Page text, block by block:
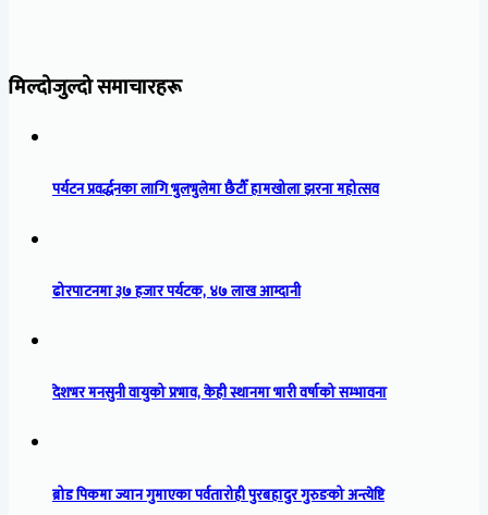
मिल्दोजुल्दो समाचारहरू
पर्यटन प्रवर्द्धनका लागि भुलभुलेमा छैटौँ हामखोला झरना महोत्सव
ढोरपाटनमा ३७ हजार पर्यटक, ४७ लाख आम्दानी
देशभर मनसुनी वायुको प्रभाव, केही स्थानमा भारी वर्षाको सम्भावना
ब्रोड पिकमा ज्यान गुमाएका पर्वतारोही पुरबहादुर गुरुङको अन्त्येष्टि